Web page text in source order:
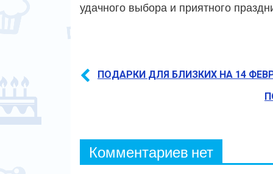
удачного выбора и приятного
ПОДАРКИ ДЛЯ БЛИЗКИХ НА 14
Комментариев нет